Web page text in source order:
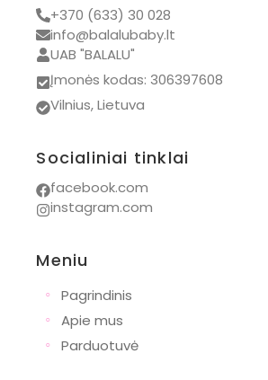
Chewies
Iglu
Kidiwi
Kovap
Mrs. Ertha
Numskull
PAZ Rodriguez
Bianca Maria
Dovanos
Naujagimiams
+370 (633) 30 028
info@balalubaby.lt
UAB "BALALU"
Įmonės kodas: 306397608
Vilnius, Lietuva
Socialiniai tinklai
facebook.com
instagram.com
Meniu
◦
Pagrindinis
◦ Apie mus
◦ Parduotuvė